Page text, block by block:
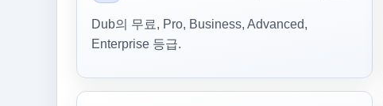
Dub의 무료, Pro, Business, Advanced,
Enterprise 등급.